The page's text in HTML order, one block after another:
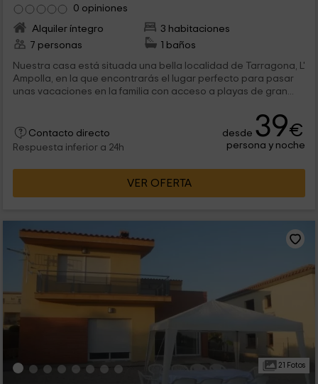
0 opiniones
Alquiler íntegro
3 habitaciones
7 personas
1 baños
Nuestra casa está situada una bella localidad de Tarragona, L'
Ampolla, en la que encontrarás el lugar perfecto para pasar
unas vacaciones en la familia con acceso a playas de gran...
Contacto directo
Respuesta inferior a 24h
desde 39€
persona y noche
VER OFERTA
21 Fotos